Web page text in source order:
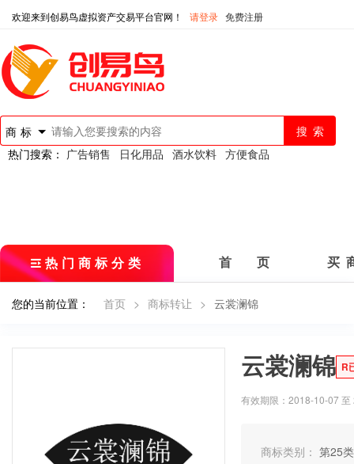
欢迎来到创易鸟虚拟资产交易平台官网！ 请登录 免费注册
商标
热门搜索： 广告销售 日化用品 酒水饮料 方便食品
热门商标分类 首 页 买
您的当前位置： 首页 > 商标转让 > 云裳澜锦
云裳澜锦 R
有效期限：2018-10-07
商标类别： 第25